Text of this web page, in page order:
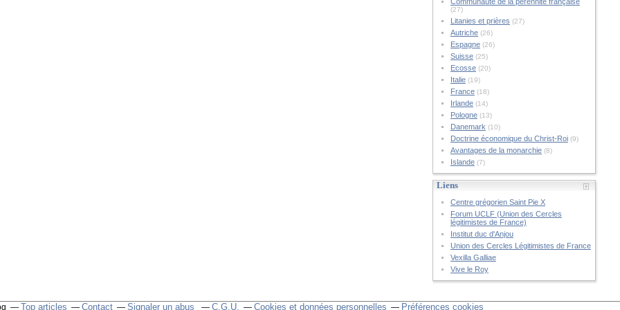
(27)
Litanies et prières (27)
Autriche(26)
Espagne(26)
Suisse(25)
Ecosse(20)
Italie(19)
France(18)
Irlande(14)
Pologne(13)
Danemark (10)
Doctrine économique du Christ-Roi(9)
Avantages de la monarchie(8)
Islande(7)
Liens
Centre grégorien Saint Pie X
Forum UCLF (Union des Cercles
légitimistes de France)
Institut duc d'Anjou
Union des Cercles Légitimistes de France
Vexilla Galliae
Vive le Roy
Top articles Contact Signaler un abus C.G.U. Cookies et données personnelles Préférences cookies